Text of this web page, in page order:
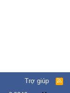
Trợ giúp
R